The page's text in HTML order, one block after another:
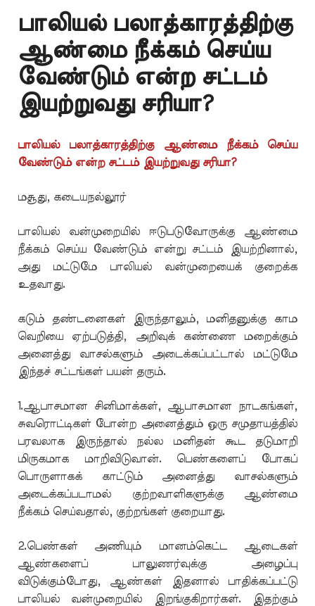
பாலியல் பலாத்காரத்திற்கு
ஆண்மை நீக்கம் செய்ய
வேண்டும் என்ற சட்டம்
இயற்றுவது சரியா?
பாலியல் பலாத்காரத்திற்கு ஆண்மை நீக்கம் செய்ய
வேண்டும் என்ற சட்டம் இயற்றுவது சரியா?
மசூது, கடையநல்லூர்
பாலியல் வன்முறையில் ஈடுபடுவோருக்கு ஆண்மை
நீக்கம் செய்ய வேண்டும் என்று சட்டம் இயற்றினால்,
அது மட்டுமே பாலியல் வன்முறையைக் குறைக்க
உதவாது.
கடும் தண்டனைகள் இருந்தாலும், மனிதனுக்கு காம
வெறியை ஏற்படுத்தி, அறிவுக் கண்ணை மறைக்கும்
அனைத்து வாசல்களும் அடைக்கப்பட்டால் மட்டுமே
இந்தச் சட்டங்கள் பயன் தரும்.
1.ஆபாசமான சினிமாக்கள், ஆபாசமான நாடகங்கள்,
சுவரொட்டிகள் போன்ற அனைத்தும் ஒரு சமுதாயத்தில்
பரவலாக இருந்தால் நல்ல மனிதன் கூட தடுமாறி
மிருகமாக மாறிவிடுவான். பெண்களைப் போகப்
பொருளாகக் காட்டும் அனைத்து வாசல்களும்
அடைக்கப்படாமல் குற்றவாளிகளுக்கு ஆண்மை
நீக்கம் செய்வதால், குற்றங்கள் குறையாது.
2.பெண்கள் அணியும் மானம்கெட்ட ஆடைகள்
ஆண்களைப் பாலுணர்வுக்கு அழைப்பு
விடுக்கும்போது, ஆண்கள் இதனால் பாதிக்கப்பட்டு
பாலியல் வன்முறையில் இறங்குகிறார்கள். இதற்கும்